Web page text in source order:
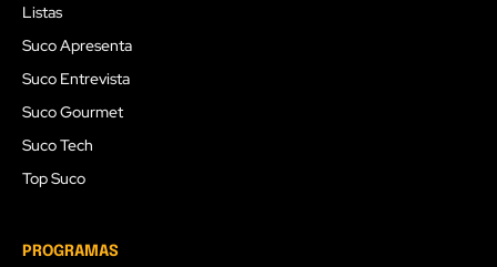
Listas
Suco Apresenta
Suco Entrevista
Suco Gourmet
Suco Tech
Top Suco
PROGRAMAS